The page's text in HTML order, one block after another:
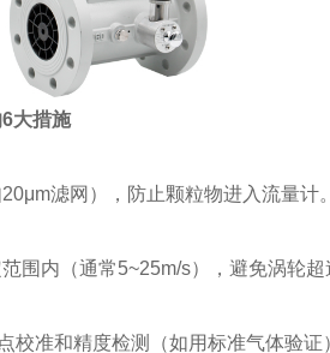
大措施
滤网），防止颗粒物进入流量计。
围内（通常5~25m/s），避免涡轮超
校准和精度检测（如用标准气体验证